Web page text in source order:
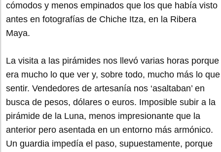
cómodos y menos empinados que los que había visto
antes en fotografías de Chiche Itza, en la Ribera
Maya.
La visita a las pirámides nos llevó varias horas porque
era mucho lo que ver y, sobre todo, mucho más lo que
sentir. Vendedores de artesanía nos ‘asaltaban’ en
busca de pesos, dólares o euros. Imposible subir a la
pirámide de la Luna, menos impresionante que la
anterior pero asentada en un entorno más armónico.
Un guardia impedía el paso, supuestamente, porque